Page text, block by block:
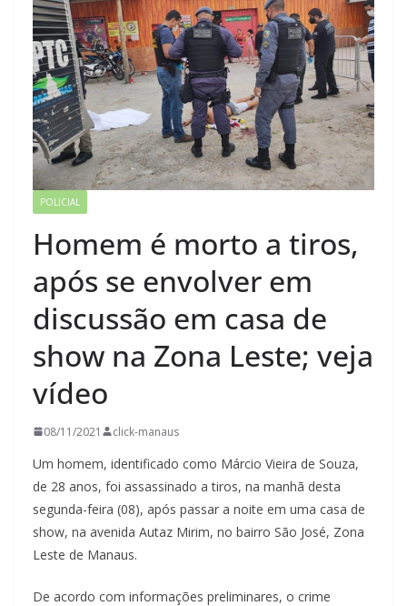
POLICIAL
Homem é morto a tiros,
após se envolver em
discussão em casa de
show na Zona Leste; veja
vídeo
08/11/2021 click-manaus
Um homem, identificado como Márcio Vieira de Souza,
de 28 anos, foi assassinado a tiros, na manhã desta
segunda-feira (08), após passar a noite em uma casa de
show, na avenida Autaz Mirim, no bairro São José, Zona
Leste de Manaus.
De acordo com informações preliminares, o crime